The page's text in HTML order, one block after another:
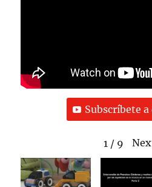
Subscríbete a
1 / 9